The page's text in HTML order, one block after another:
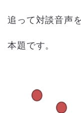
追って対談音声
本題です。